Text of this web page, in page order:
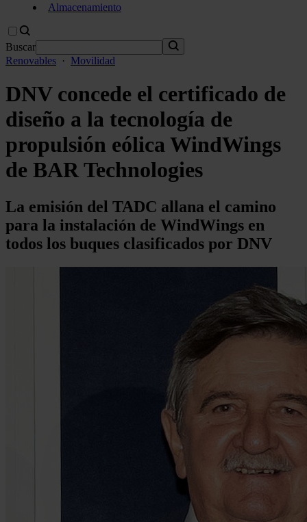
Almacenamiento
Buscar
Renovables · Movilidad
DNV concede el certificado de
diseño a la tecnología de
propulsión eólica WindWings
de BAR Technologies
La emisión del TADC allana el camino
para la instalación de WindWings en
todos los buques clasificados por DNV